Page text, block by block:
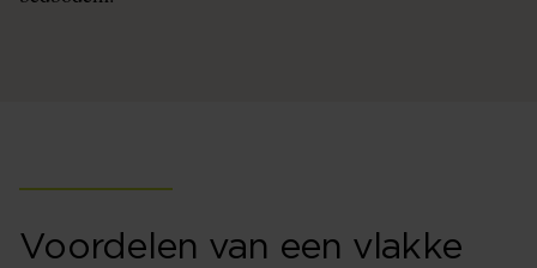
Voordelen van een vlakke